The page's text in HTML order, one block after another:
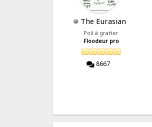
The Eurasian
Poil à gratter
Floodeur pro
8667